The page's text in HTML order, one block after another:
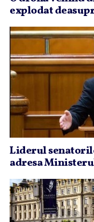
explodat
Liderul
adresa